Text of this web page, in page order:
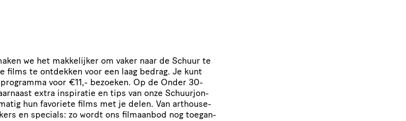
we het makkelijker om vaker naar de Schuur te
films te ontdekken voor een laag bedrag. Je kunt
voor €11,- bezoeken. Op de Onder 30-
extra inspiratie en tips van onze Schuur­jon­
hun favoriete films met je delen. Van arthou­se­
en specials: zo wordt ons filmaanbod nog toegan­